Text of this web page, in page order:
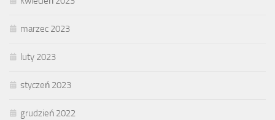
marzec 2023
luty 2023
styczeń 2023
grudzień 2022